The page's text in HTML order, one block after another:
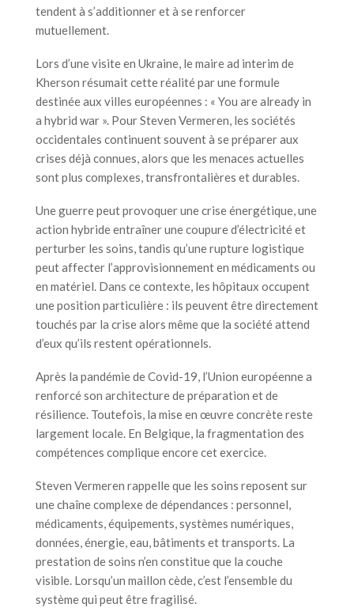
tendent à s’additionner et à se renforcer
mutuellement.
Lors d’une visite en Ukraine, le maire ad interim de
Kherson résumait cette réalité par une formule
destinée aux villes européennes : « You are already in
a hybrid war ». Pour Steven Vermeren, les sociétés
occidentales continuent souvent à se préparer aux
crises déjà connues, alors que les menaces actuelles
sont plus complexes, transfrontalières et durables.
Une guerre peut provoquer une crise énergétique, une
action hybride entraîner une coupure d’électricité et
perturber les soins, tandis qu’une rupture logistique
peut affecter l’approvisionnement en médicaments ou
en matériel. Dans ce contexte, les hôpitaux occupent
une position particulière : ils peuvent être directement
touchés par la crise alors même que la société attend
d’eux qu’ils restent opérationnels.
Après la pandémie de Covid-19, l’Union européenne a
renforcé son architecture de préparation et de
résilience. Toutefois, la mise en œuvre concrète reste
largement locale. En Belgique, la fragmentation des
compétences complique encore cet exercice.
Steven Vermeren rappelle que les soins reposent sur
une chaîne complexe de dépendances : personnel,
médicaments, équipements, systèmes numériques,
données, énergie, eau, bâtiments et transports. La
prestation de soins n’en constitue que la couche
visible. Lorsqu’un maillon cède, c’est l’ensemble du
système qui peut être fragilisé.